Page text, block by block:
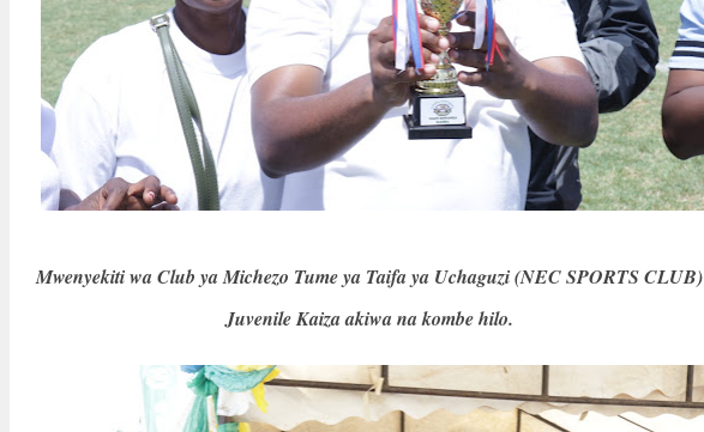
Mwenyekiti wa Club ya Michezo Tume ya Taifa ya Uchaguzi (NEC SPORTS CLUB)
Juvenile Kaiza akiwa na kombe hilo.